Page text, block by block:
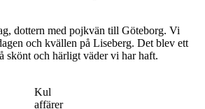
dottern med pojkvän till Göteborg. Vi
och kvällen på Liseberg. Det blev ett
skönt och härligt väder vi har haft.
Kul
affärer